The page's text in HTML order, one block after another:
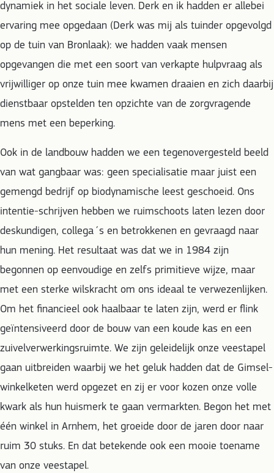
dynamiek in het sociale leven. Derk en ik hadden er allebei
ervaring mee opgedaan (Derk was mij als tuinder opgevolgd
op de tuin van Bronlaak): we hadden vaak mensen
opgevangen die met een soort van verkapte hulpvraag als
vrijwilliger op onze tuin mee kwamen draaien en zich daarbij
dienstbaar opstelden ten opzichte van de zorgvragende
mens met een beperking.
Ook in de landbouw hadden we een tegenovergesteld beeld
van wat gangbaar was: geen specialisatie maar juist een
gemengd bedrijf op biodynamische leest geschoeid. Ons
intentie-schrijven hebben we ruimschoots laten lezen door
deskundigen, collega´s en betrokkenen en gevraagd naar
hun mening. Het resultaat was dat we in 1984 zijn
begonnen op eenvoudige en zelfs primitieve wijze, maar
met een sterke wilskracht om ons ideaal te verwezenlijken.
Om het financieel ook haalbaar te laten zijn, werd er flink
geïntensiveerd door de bouw van een koude kas en een
zuivelverwerkingsruimte. We zijn geleidelijk onze veestapel
gaan uitbreiden waarbij we het geluk hadden dat de Gimsel-
winkelketen werd opgezet en zij er voor kozen onze volle
kwark als hun huismerk te gaan vermarkten. Begon het met
één winkel in Arnhem, het groeide door de jaren door naar
ruim 30 stuks. En dat betekende ook een mooie toename
van onze veestapel.